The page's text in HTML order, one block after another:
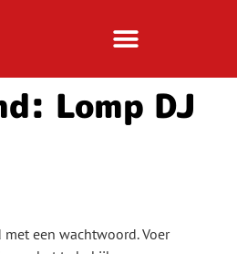
Lomp DJ
een wachtwoord. Voer